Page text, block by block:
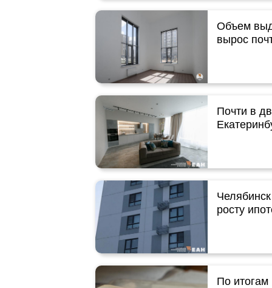
Объем
вырос
Почти в
росту
По итогам